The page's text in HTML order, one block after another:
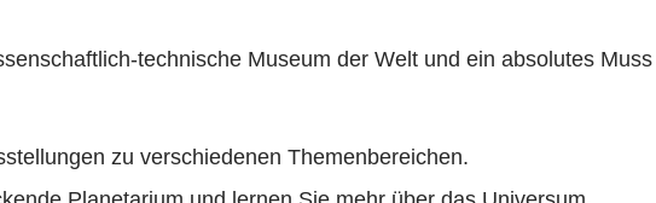
technische Museum der Welt und ein absolutes
zu verschiedenen Themenbereichen.